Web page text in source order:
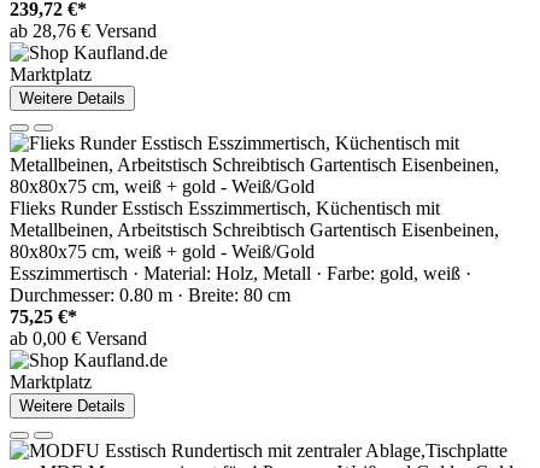
239,72 €*
ab 28,76 € Versand
Marktplatz
Weitere Details
Flieks Runder Esstisch Esszimmertisch, Küchentisch mit
Metallbeinen, Arbeitstisch Schreibtisch Gartentisch Eisenbeinen,
80x80x75 cm, weiß + gold - Weiß/Gold
Esszimmertisch · Material: Holz, Metall · Farbe: gold, weiß ·
Durchmesser: 0.80 m · Breite: 80 cm
75,25 €*
ab 0,00 € Versand
Marktplatz
Weitere Details